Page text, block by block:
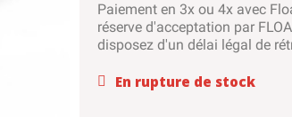
Paiement en 3x ou 4x avec
réserve d'acceptation par
disposez d'un délai légal de
En rupture de stock